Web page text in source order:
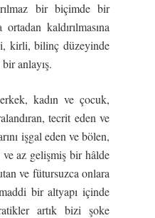
bir biçimde bir
kaldırılmasına
kirli, bilinç düzeyinde
anlayış.
kadın ve çocuk,
tecrit eden ve
işgal eden ve bölen,
ve az gelişmiş bir hâlde
ve fütursuzca onlara
bir altyapı içinde
artık bizi şoke